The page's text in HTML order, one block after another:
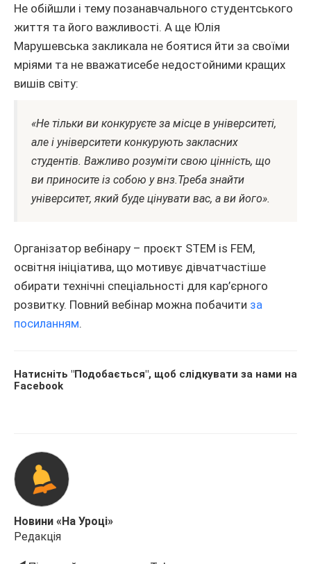
Не обійшли і тему позанавчального студентського
життя та його важливості. А ще Юлія
Марушевська закликала не боятися йти за своїми
мріями та не вважатисебе недостойними кращих
вишів світу:
«Не тільки ви конкуруєте за місце в університеті,
але і університети конкурують закласних
студентів. Важливо розуміти свою цінність, що
ви приносите із собою у внз.Треба знайти
університет, який буде цінувати вас, а ви його».
Організатор вебінару – проєкт STEM is FEM,
освітня ініціатива, що мотивує дівчатчастіше
обирати технічні спеціальності для кар’єрного
розвитку. Повний вебінар можна побачити за
посиланням.
Натисніть "Подобається", щоб слідкувати за нами на
Facebook
Новини «На Уроці»
Редакція